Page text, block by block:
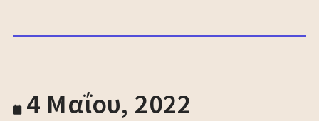
4 Μαΐου, 2022